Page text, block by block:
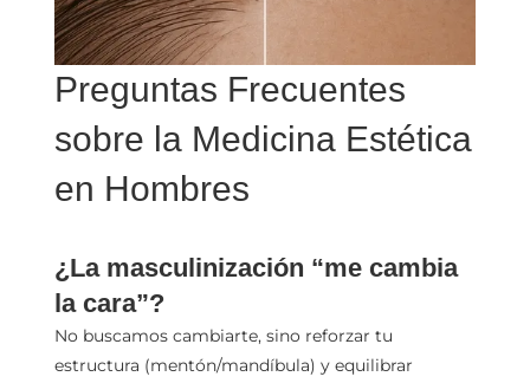
Preguntas Frecuentes
sobre la Medicina Estética
en Hombres
¿La masculinización “me cambia
la cara”?
No buscamos cambiarte, sino reforzar tu
estructura (mentón/mandíbula) y equilibrar